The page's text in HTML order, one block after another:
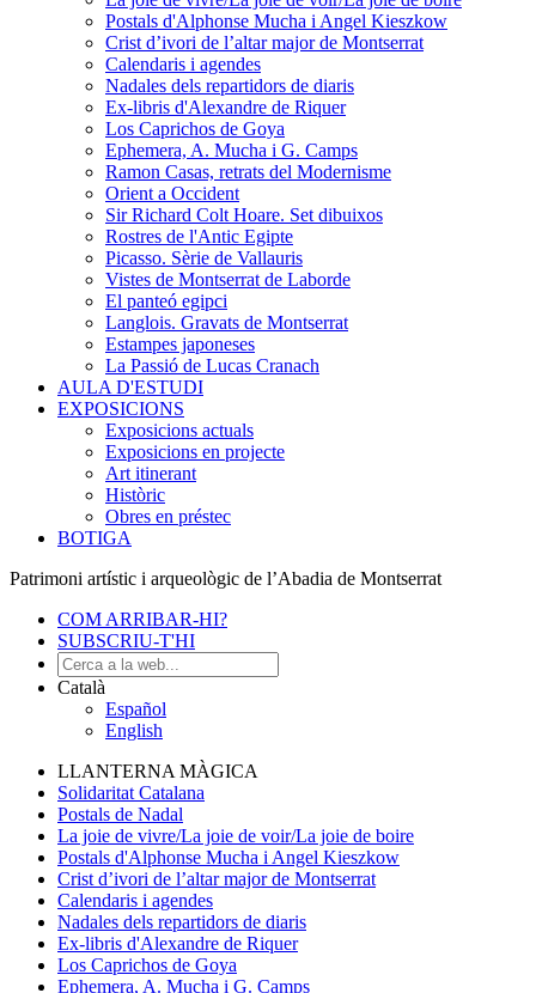
Postals d'Alphonse Mucha i Angel Kieszkow
Crist d’ivori de l’altar major de Montserrat
Calendaris i agendes
Nadales dels repartidors de diaris
Ex-libris d'Alexandre de Riquer
Los Caprichos de Goya
Ephemera, A. Mucha i G. Camps
Ramon Casas, retrats del Modernisme
Orient a Occident
Sir Richard Colt Hoare. Set dibuixos
Rostres de l'Antic Egipte
Picasso. Sèrie de Vallauris
Vistes de Montserrat de Laborde
El panteó egipci
Langlois. Gravats de Montserrat
Estampes japoneses
La Passió de Lucas Cranach
AULA D'ESTUDI
EXPOSICIONS
Exposicions actuals
Exposicions en projecte
Art itinerant
Històric
Obres en préstec
BOTIGA
Patrimoni artístic i arqueològic de l’Abadia de Montserrat
COM ARRIBAR-HI?
SUBSCRIU-T'HI
Català
Español
English
LLANTERNA MÀGICA
Solidaritat Catalana
Postals de Nadal
La joie de vivre/La joie de voir/La joie de boire
Postals d'Alphonse Mucha i Angel Kieszkow
Crist d’ivori de l’altar major de Montserrat
Calendaris i agendes
Nadales dels repartidors de diaris
Ex-libris d'Alexandre de Riquer
Los Caprichos de Goya
Ephemera, A. Mucha i G. Camps